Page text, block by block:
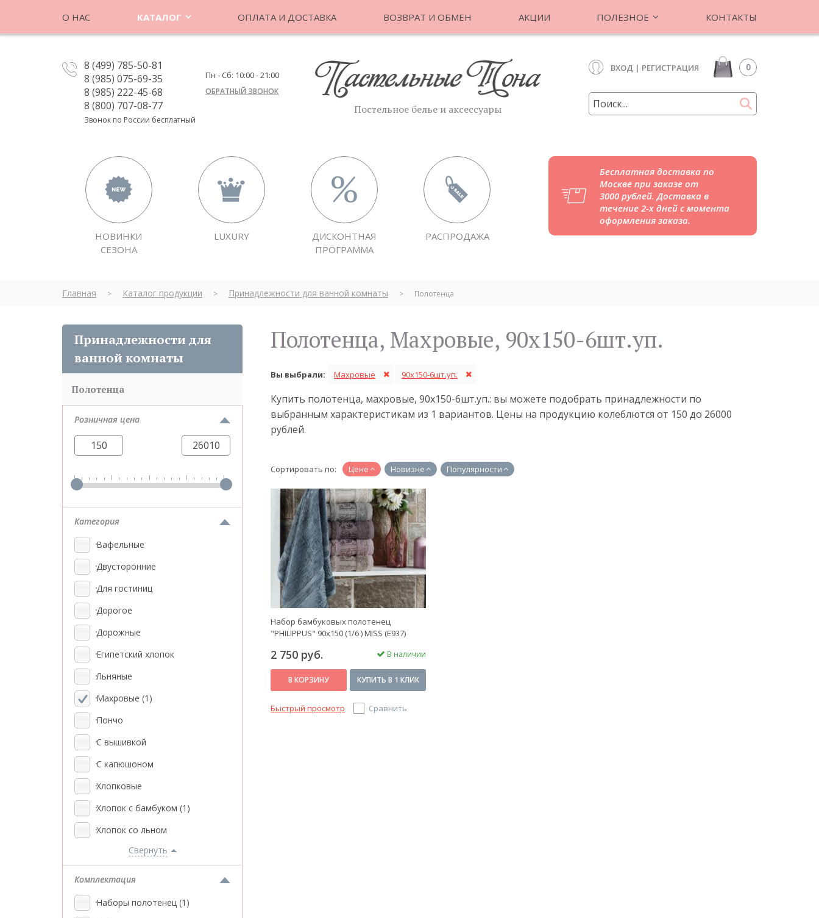
О НАС КАТАЛОГ ОПЛАТА И ДОСТАВКА ВОЗВРАТ И ОБМЕН АКЦИИ ПОЛЕЗНОЕ КОНТАКТЫ
8 (499) 785-50-81
8 (985) 075-69-35
8 (985) 222-45-68
8 (800) 707-08-77
Звонок по России бесплатный
Пн - Сб: 10:00 - 21:00
ОБРАТНЫЙ ЗВОНОК
ВХОД | РЕГИСТРАЦИЯ 0
Постельное белье и аксессуары
НОВИНКИ
СЕЗОНА
LUXURY
ДИСКОНТНАЯ
ПРОГРАММА
РАСПРОДАЖА
Бесплатная доставка по
Москве при заказе от
3000 рублей. Доставка в
течение 2-х дней с момента
оформления заказа.
Главная > Каталог продукции > Принадлежности для ванной комнаты > Полотенца
Принадлежности для
ванной комнаты
Полотенца
Розничная цена
Категория
Вафельные
Двусторонние
Для гостиниц
Дорогое
Дорожные
Египетский хлопок
Льняные
Махровые (1)
Пончо
С вышивкой
С капюшоном
Хлопковые
Хлопок с бамбуком (1)
Хлопок со льном
Свернуть
Комплектация
Наборы полотенец (1)
Полотенца, Махровые, 90x150-6шт.уп.
Вы выбрали: Махровые 90x150-6шт.уп.
Купить полотенца, махровые, 90x150-6шт.уп.: вы можете подобрать принадлежности по
выбранным характеристикам из 1 вариантов. Цены на продукцию колеблются от 150 до 26000
рублей.
Сортировать по: Цене Новизне Популярности
Набор бамбуковых полотенец
"PHILIPPUS" 90х150 (1/6 ) MISS (E937)
2 750 руб. В наличии
В КОРЗИНУ КУПИТЬ В 1 КЛИК
Быстрый просмотр Сравнить